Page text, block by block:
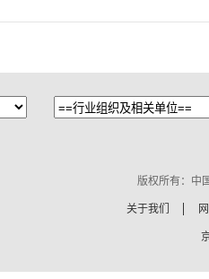
版权所有：中
关于我们